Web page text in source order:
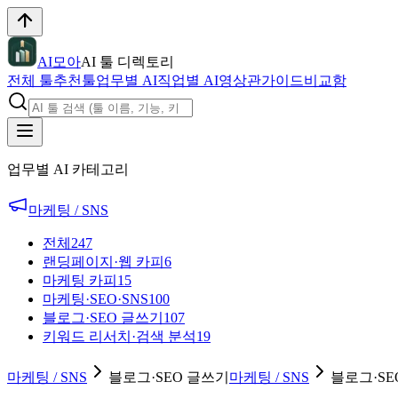
AI모아AI 툴 디렉토리
전체 툴추천툴업무별 AI직업별 AI영상관가이드비교함
업무별 AI 카테고리
마케팅 / SNS
전체 247
랜딩페이지·웹 카피 6
마케팅 카피 15
마케팅·SEO·SNS100
블로그·SEO 글쓰기 107
키워드 리서치·검색 분석19
마케팅 / SNS 블로그·SEO 글쓰기 마케팅 / SNS 블로그